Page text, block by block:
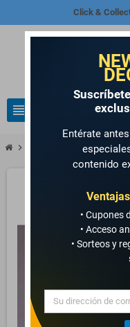
Click &
view_headline
chevron_right MANUALIDADES Y ARTE chevron_right
Entérate
contenido
• Cupones
• Acceso
• Sorteos y